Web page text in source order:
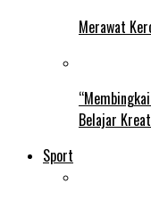
Merawat
Belajar
Sport